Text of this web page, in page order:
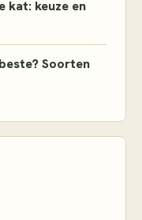
kat: keuze en
Soorten